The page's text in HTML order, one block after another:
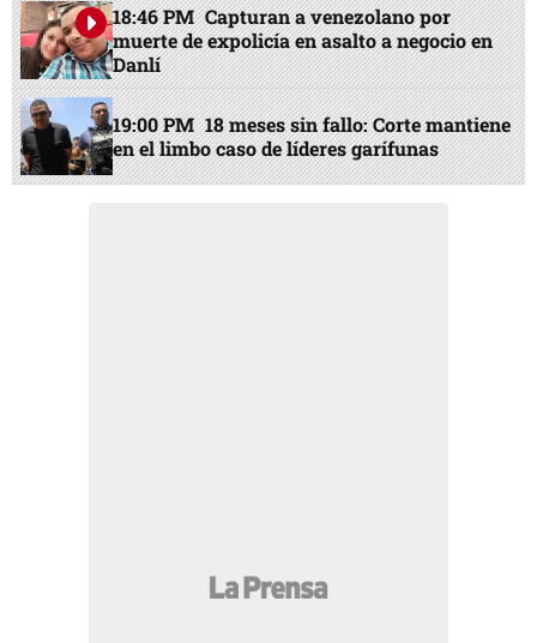
18:46 PM Capturan a venezolano por
muerte de expolicía en asalto a negocio en
Danlí
19:00 PM 18 meses sin fallo: Corte mantiene
en el limbo caso de líderes garífunas